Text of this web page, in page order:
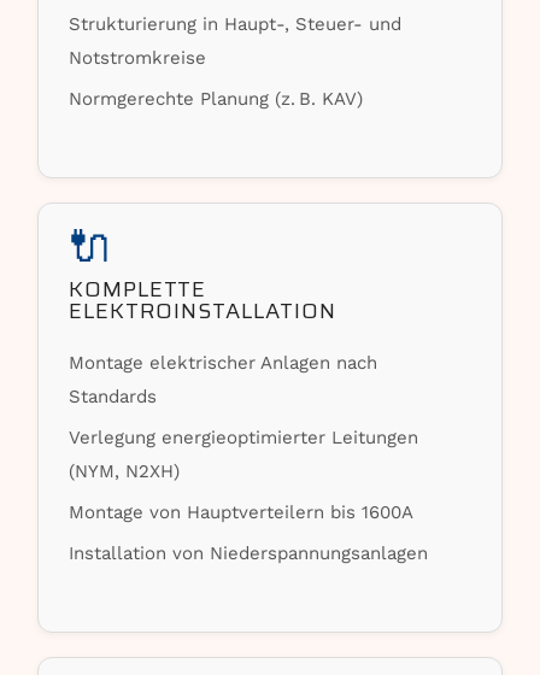
Strukturierung in Haupt-, Steuer- und
Notstromkreise
Normgerechte Planung (z. B. KAV)
🔌
KOMPLETTE
ELEKTROINSTALLATION
Montage elektrischer Anlagen nach
Standards
Verlegung energieoptimierter Leitungen
(NYM, N2XH)
Montage von Hauptverteilern bis 1600A
Installation von Niederspannungsanlagen